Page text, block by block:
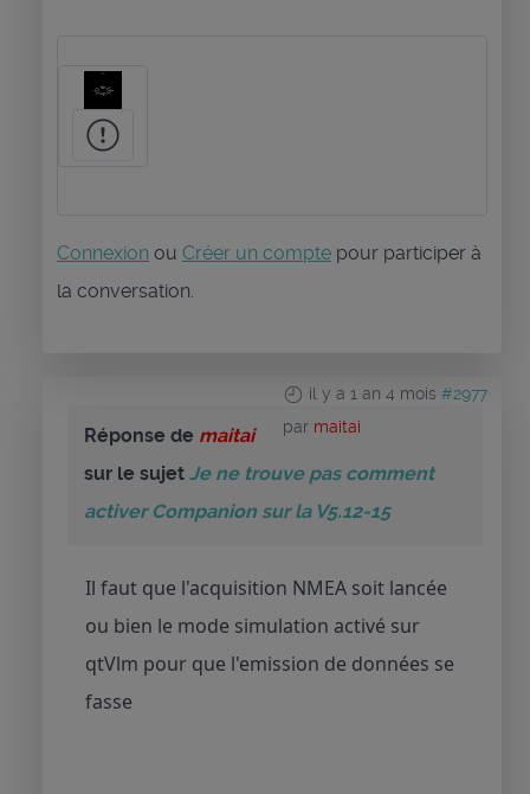
Connexion ou Créer un compte pour participer à
la conversation.
il y a 1 an 4 mois #2977
par maitai
Réponse de maitai
sur le sujet Je ne trouve pas comment
activer Companion sur la V5.12-15
Il faut que l'acquisition NMEA soit lancée
ou bien le mode simulation activé sur
qtVlm pour que l'emission de données se
fasse